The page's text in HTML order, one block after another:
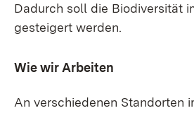
Dadurch soll die Biodiversität
gesteigert werden.
Wie wir Arbeiten
An verschiedenen Standorten